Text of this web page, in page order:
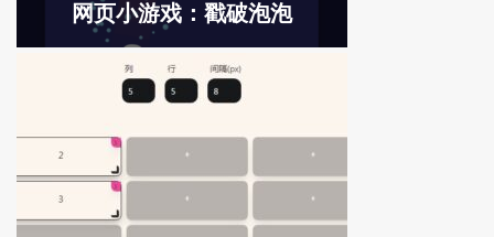
网页小游戏：戳破泡泡